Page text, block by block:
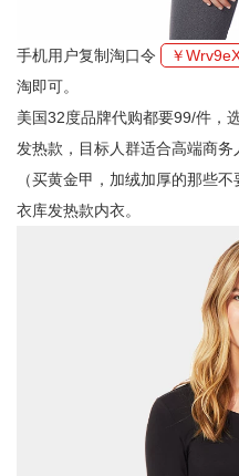
手机用户复制淘口令 ￥
淘即可。
美国32度品牌代购都要99/件，
发热款，目标人群适合高端商务
（买黄金甲，加绒加厚的那些
衣库发热款内衣。